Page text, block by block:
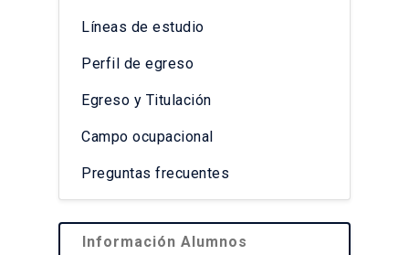
Líneas de estudio
Perfil de egreso
Egreso y Titulación
Campo ocupacional
Preguntas frecuentes
Información Alumnos